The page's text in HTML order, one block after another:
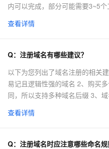
内可以完成，部分可能需要3~5个
查看详情
Q： 注册域名有哪些建议？
以下为您列出了域名注册的相关
易记且逻辑性强的域名 2、购买
同，所以支持多种域名后缀 3、
查看详情
Q： 注册域名时应注意哪些命名规